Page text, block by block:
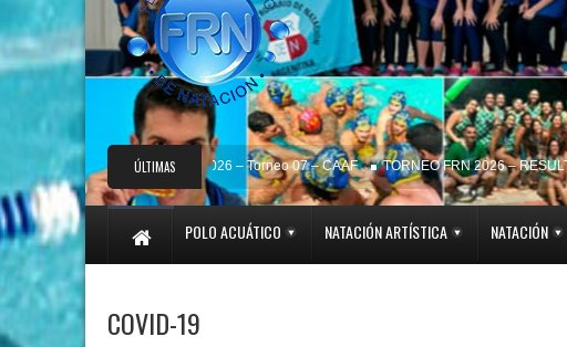
ÚLTIMAS
NOTICIAS
CIRCUITO de CLUBES 2026 – Torneo 07 – CAAF TORNEO FRN 2026 – RESULTADOS
POLO ACUÁTICO NATACIÓN ARTÍSTICA NATACIÓN
COVID-19